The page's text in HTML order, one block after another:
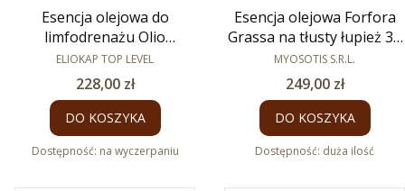
Esencja olejowa do
limfodrenażu Olio
Riattivante 30 ml
PRODUCENT
ELIOKAP TOP LEVEL
Cena
228,00 zł
DO KOSZYKA
Dostępność: na wyczerpaniu
Esencja olejowa Forfora
Grassa na tłusty łupież 30
ml
PRODUCENT
MYOSOTIS S.R.L.
Cena
249,00 zł
DO KOSZYKA
Dostępność: duża ilość